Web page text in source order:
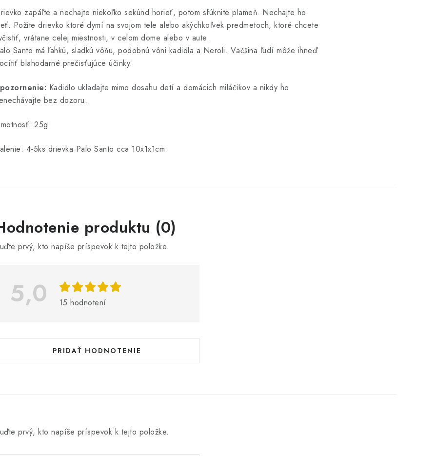
zapáľte a nechajte niekoľko sekúnd horieť, potom sfúknite plameň. Nechajte ho
Požite drievko ktoré dymí na svojom tele alebo akýchkoľvek predmetoch, ktoré chcete
vrátane celej miestnosti, v celom dome alebo v aute.
Santo má ľahkú, sladkú vôňu, podobnú vôni kadidla a Neroli. Väčšina ľudí môže ihneď
blahodarné prečisťujúce účinky.
Kadidlo ukladajte mimo dosahu detí a domácich miláčikov a nikdy ho
bez dozoru.
25g
4-5ks drievka Palo Santo cca 10x1x1cm.
produktu (0)
prvý, kto napíše príspevok k tejto položke.
5,0 15 hodnotení
PRIDAŤ HODNOTENIE
prvý, kto napíše príspevok k tejto položke.